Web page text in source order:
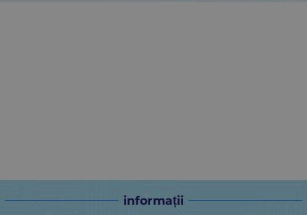
informații